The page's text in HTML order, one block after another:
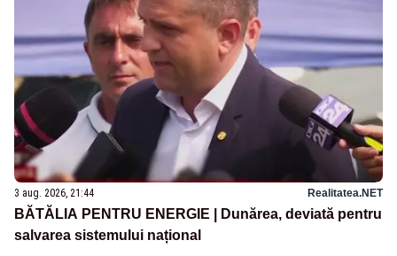
3 aug. 2026, 21:44 Realitatea.NET
BĂTĂLIA PENTRU ENERGIE | Dunărea, deviată pentru
salvarea sistemului național